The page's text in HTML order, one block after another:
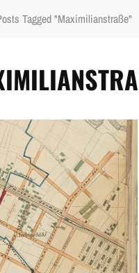
18. JAHRHUNDERT
21. JAHRHUNDERT
Tagged "Maximilianstraße"